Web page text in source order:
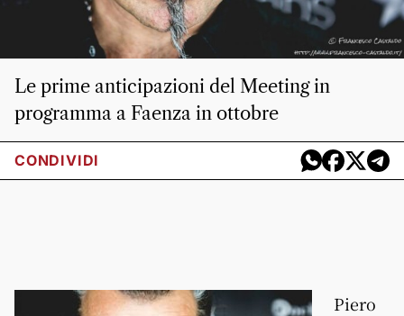
Le prime anticipazioni del Meeting in
programma a Faenza in ottobre
CONDIVIDI
Piero